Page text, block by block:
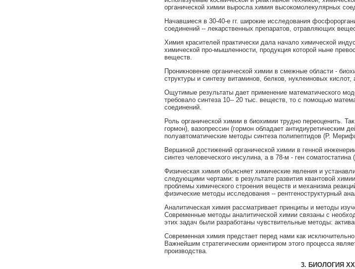
органической химии выросла химия высокомолекулярных
Начавшиеся в 30-40-е гг. широкие исследования
соединений -- лекарственных препаратов, отравляющих
Химия красителей практически дала начало химической
химической про-мышленности, продукция которой ныне
веществ.
Проникновение органической химии в смежные области -
структуры и синтезу витаминов, белков, нуклеиновых
Ощутимые результаты дает применение математического
требовало синтеза 10-- 20 тыс. веществ, то с помощью
соединений.
Роль органической химии в биохимии трудно переоценить.
гормон), вазопрессин (гормон обладает антидиуретическим
полуавтоматические методы синтеза полипептидов (Р.
Вершиной достижений органической химии в генной
синтез человеческого инсулина, а в 78-м - ген
Физическая химия объясняет химические явления и
следующими чертами: в результате развития квантовой
проблемы химического строения веществ и механизма
физические методы исследования -- рентгеноструктурный
Аналитическая химия рассматривает принципы и методы
Современные методы аналитической химии связаны с
этих задач были разработаны чувствительные методы:
Современная химия предстает перед нами как
Важнейшим стратегическим ориентиром этого процесса
производства.
3. БИОЛОГИЯ XX